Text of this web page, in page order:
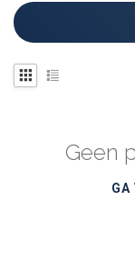
Geen
GA